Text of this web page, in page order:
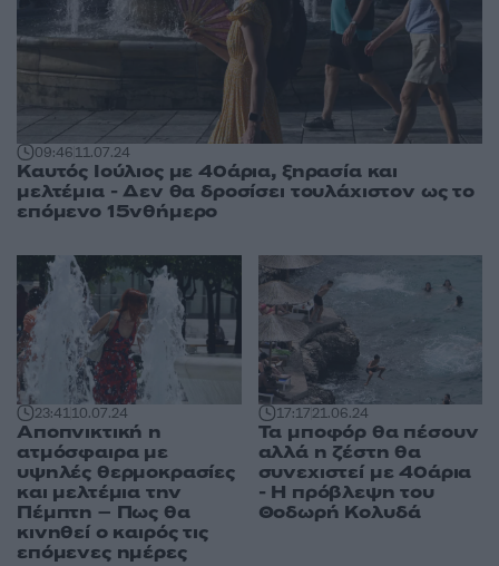
09:4611.07.24
Καυτός Ιούλιος με 40άρια, ξηρασία και
μελτέμια - Δεν θα δροσίσει τουλάχιστον ως το
επόμενο 15νθήμερο
23:4110.07.24
Αποπνικτική η
ατμόσφαιρα με
υψηλές θερμοκρασίες
και μελτέμια την
Πέμπτη – Πως θα
κινηθεί ο καιρός τις
επόμενες ημέρες
17:1721.06.24
Τα μποφόρ θα πέσουν
αλλά η ζέστη θα
συνεχιστεί με 40άρια
- Η πρόβλεψη του
Θοδωρή Κολυδά